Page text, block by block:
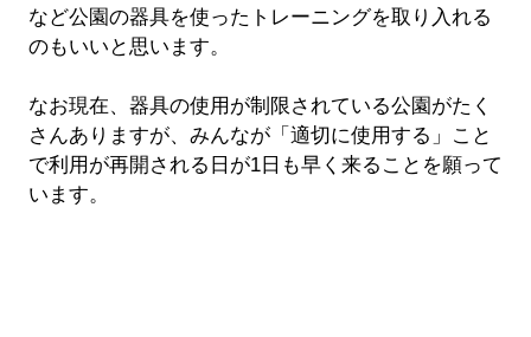
など公園の器具を使ったトレーニングを取り入れる
のもいいと思います。
なお現在、器具の使用が制限されている公園がたく
さんありますが、みんなが「適切に使用する」こと
で利用が再開される日が1日も早く来ることを願って
います。